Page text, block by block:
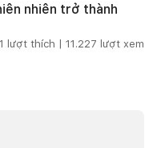
nhiên trở thành
1 lượt thích | 11.227 lượt xem